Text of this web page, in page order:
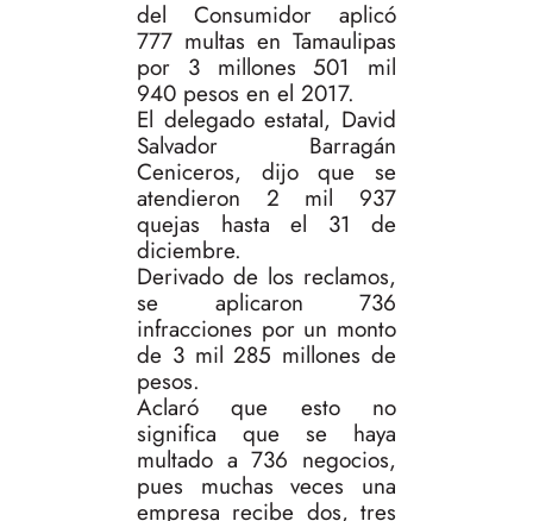
del Consumidor aplicó
777 multas en Tamaulipas
por 3 millones 501 mil
940 pesos en el 2017.
El delegado estatal, David
Salvador Barragán
Ceniceros, dijo que se
atendieron 2 mil 937
quejas hasta el 31 de
diciembre.
Derivado de los reclamos,
se aplicaron 736
infracciones por un monto
de 3 mil 285 millones de
pesos.
Aclaró que esto no
significa que se haya
multado a 736 negocios,
pues muchas veces una
empresa recibe dos, tres